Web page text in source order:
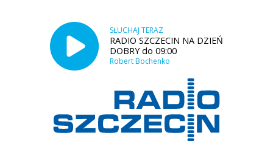
SŁUCHAJ TERAZ
RADIO SZCZECIN NA DZIEŃ
DOBRY do 09:00
Robert Bochenko